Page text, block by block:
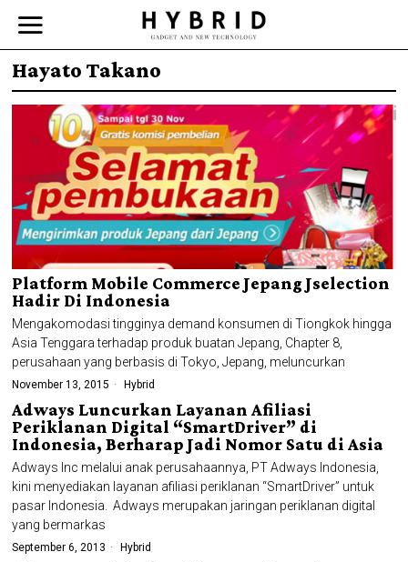
Hayato Takano
Platform Mobile Commerce Jepang Jselection
Hadir Di Indonesia
Mengakomodasi tingginya demand konsumen di Tiongkok hingga
Asia Tenggara terhadap produk buatan Jepang, Chapter 8,
perusahaan yang berbasis di Tokyo, Jepang, meluncurkan
November 13, 2015 Hybrid
Adways Luncurkan Layanan Afiliasi
Periklanan Digital “SmartDriver” di
Indonesia, Berharap Jadi Nomor Satu di Asia
Adways Inc melalui anak perusahaannya, PT Adways Indonesia,
kini menyediakan layanan afiliasi periklanan “SmartDriver” untuk
pasar Indonesia. Adways merupakan jaringan periklanan digital
yang bermarkas
September 6, 2013 Hybrid